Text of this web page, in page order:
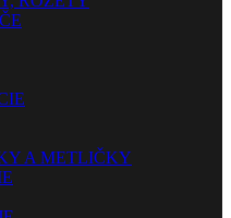
A METLIČKY